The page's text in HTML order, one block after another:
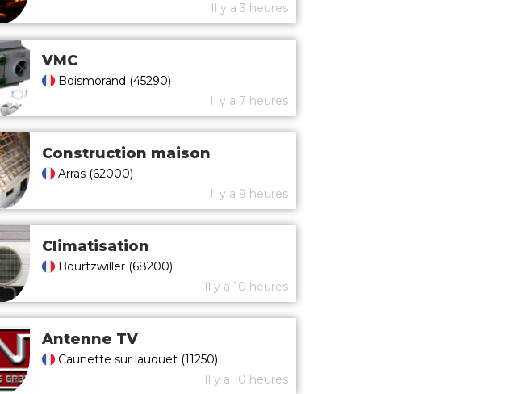
Il y a 3 heures
VMC
Boismorand (45290)
Il y a 7 heures
Construction maison
Arras (62000)
Il y a 9 heures
Climatisation
Bourtzwiller (68200)
Il y a 10 heures
Antenne TV
Caunette sur lauquet (11250)
Il y a 10 heures